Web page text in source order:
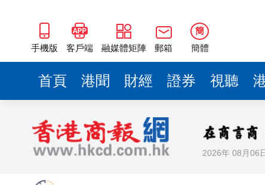
手機版 客戶端 融媒體矩陣 郵箱
簡
簡體
首頁 港聞 財經 證券 視聽
2026年 08月06
梁振英率港區全國政協委員考
2025年海南儋州以舊換新帶動
山東26戶省屬國企去年合計營
黎智英案｜吳良好：依法公正
騰出更多時間專注做好宏福苑